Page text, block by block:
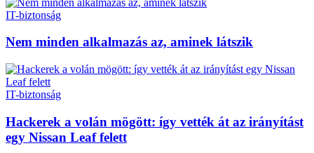
IT-biztonság
Nem minden alkalmazás az, aminek látszik
IT-biztonság
Hackerek a volán mögött: így vették át az irányítást
egy Nissan Leaf felett